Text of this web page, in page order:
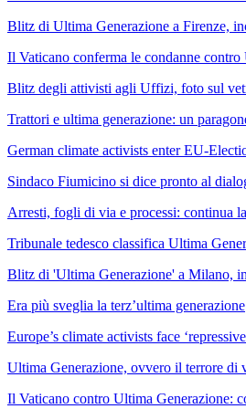
Blitz di Ultima Generazione a Firenze,
Il Vaticano conferma le condanne
Blitz degli attivisti agli Uffizi, foto sul
Trattori e ultima generazione: un
German climate activists enter EU-
Sindaco Fiumicino si dice pronto al
Arresti, fogli di via e processi: continua
Tribunale tedesco classifica Ultima
Blitz di 'Ultima Generazione' a Milano,
Era più sveglia la terz’ultima generazione
Europe’s climate activists face
Ultima Generazione, ovvero il terrore di
Il Vaticano contro Ultima Generazione: